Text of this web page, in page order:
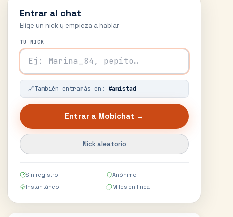
Entrar al chat
Elige un nick y empieza a hablar
TU NICK
🔗También entrarás en: #amistad
Entrar a Mobichat →
Nick aleatorio
Sin registro
Anónimo
Instantáneo
Miles en línea